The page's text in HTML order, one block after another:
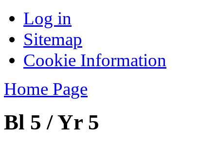
Log in
Sitemap
Cookie Information
Home Page
Bl 5 / Yr 5